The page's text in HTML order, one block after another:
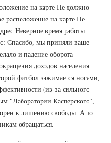
на карте Не должно
расположение на карте Не
Неверное время работы
Спасибо, мы приняли ваше
и падение оборота
доходов населения.
фитбол зажимается ногами,
(из-за сильного
"Лаборатории Касперского",
к лишению свободы. А то
обращаться.